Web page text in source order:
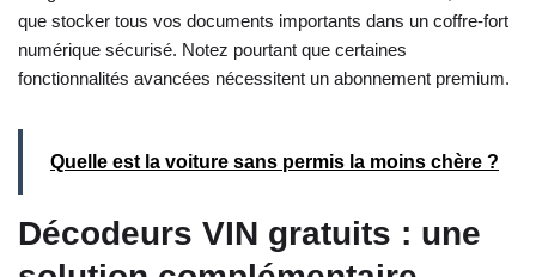
que stocker tous vos documents importants dans un coffre-fort
numérique sécurisé. Notez pourtant que certaines
fonctionnalités avancées nécessitent un abonnement premium.
Quelle est la voiture sans permis la moins chère ?
Décodeurs VIN gratuits : une